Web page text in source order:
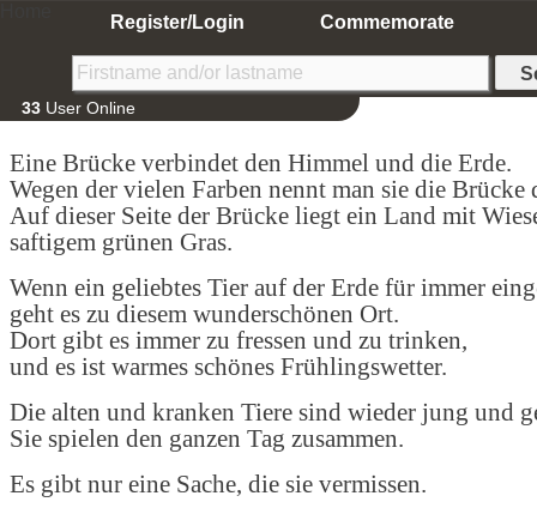
Register/Login Commemorate
33 User Online
Eine Brücke verbindet den Himmel und die Erde.
Wegen der vielen Farben nennt man sie die Brücke
Auf dieser Seite der Brücke liegt ein Land mit
saftigem grünen Gras.
Wenn ein geliebtes Tier auf der Erde für immer
geht es zu diesem wunderschönen Ort.
Dort gibt es immer zu fressen und zu trinken,
und es ist warmes schönes Frühlingswetter.
Die alten und kranken Tiere sind wieder jung und
Sie spielen den ganzen Tag zusammen.
Es gibt nur eine Sache, die sie vermissen.